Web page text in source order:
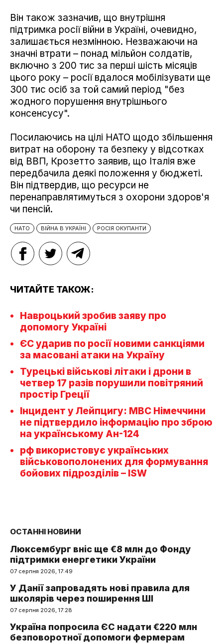
Він також зазначив, що внутрішня
підтримка росії війни в Україні, очевидно,
залишається незмінною. Незважаючи на
значні втрати – понад мільйон солдатів,
включно з 200 тис за перші шість місяців
цього року – росії вдалося мобілізувати ще
300 тис осіб за той самий період "без
жодного порушення внутрішнього
консенсусу".
Посилаючись на цілі НАТО щодо збільшення
витрат на оборону та безпеку у відсотках
від ВВП, Крозетто заявив, що Італія вже
передбачила деякі положення у бюджеті.
Він підтвердив, що ресурси не
перенаправлятимуться з охорони здоров'я
чи пенсій.
НАТО ВІЙНА В УКРАЇНІ РОСІЯ ОКУПАНТИ
ЧИТАЙТЕ ТАКОЖ:
Навроцький зробив заяву про
допомогу Україні
ЄС ударив по росії новими санкціями
за масовані атаки на Україну
Турецькі військові літаки і дрони в
четвер 17 разів порушили повітряний
простір Греції
Інцидент у Лейпцигу: МВС Німеччини
не підтвердило інформацію про зброю
на українському Ан-124
рф використовує українських
військовополонених для формування
бойових підрозділів – ISW
ОСТАННІ НОВИНИ
Люксембург вніс ще €8 млн до Фонду
підтримки енергетики України
07 серпня 2026, 17:49
У Данії запровадять нові правила для
школярів через поширення ШІ
07 серпня 2026, 17:28
Україна попросила ЄС надати €220 млн
безповоротної допомоги фермерам